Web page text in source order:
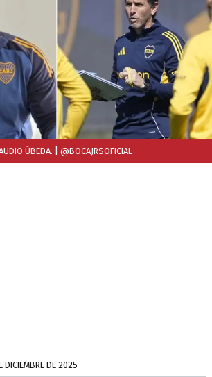
ÚBEDA. | @BOCAJRSOFICIAL
DICIEMBRE DE 2025